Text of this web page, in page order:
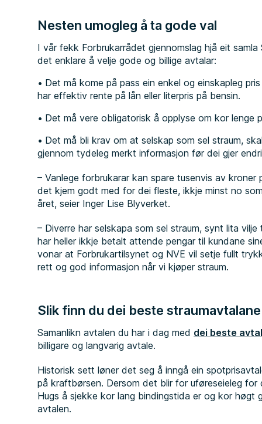
Nesten umogleg å ta gode val
I vår fekk Forbrukarrådet gjennomslag hjå eit
det enklare å velje gode og billige avtalar:
Det må kome på pass ein enkel og einskapleg
har effektiv rente på lån eller literpris på bensin.
Det må vere obligatorisk å opplyse om kor lenge
Det må bli krav om at selskap som sel straum,
gjennom tydeleg merkt informasjon før dei gjer
– Vanlege forbrukarar kan spare tusenvis av
det kjem godt med for dei fleste, ikkje minst no
året, seier Inger Lise Blyverket.
– Diverre har selskapa som sel straum, synt lita
har heller ikkje betalt attende pengar til kundane
vonar at Forbrukartilsynet og NVE vil setje fullt
rett og god informasjon når vi kjøper straum.
Slik finn du dei beste straumavtalane
Samanlikn avtalen du har i dag med dei beste
billigare og langvarig avtale.
Historisk sett løner det seg å inngå ein
på kraftbørsen. Dersom det blir for uføreseieleg for
Hugs å sjekke kor lang bindingstida er og kor høgt
avtalen.